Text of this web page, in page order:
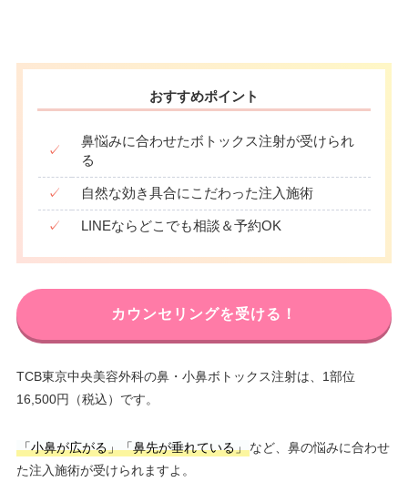
おすすめポイント
✓
鼻悩みに合わせたボトックス注射が受けられ
る
✓ 自然な効き具合にこだわった注入施術
✓ LINEならどこでも相談＆予約OK
カウンセリングを受ける！
TCB東京中央美容外科の鼻・小鼻ボトックス注射は、1部位
16,500円（税込）です。
「小鼻が広がる」「鼻先が垂れている」など、鼻の悩みに合わせ
た注入施術が受けられますよ。